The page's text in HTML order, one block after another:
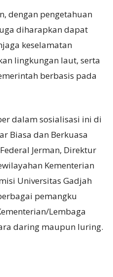
dengan pengetahuan
diharapkan dapat
keselamatan
lingkungan laut, serta
berbasis pada
dalam sosialisasi ini di
Biasa dan Berkuasa
Jerman, Direktur
Kementerian
Universitas Gadjah
pemangku
Lembaga
daring maupun luring.